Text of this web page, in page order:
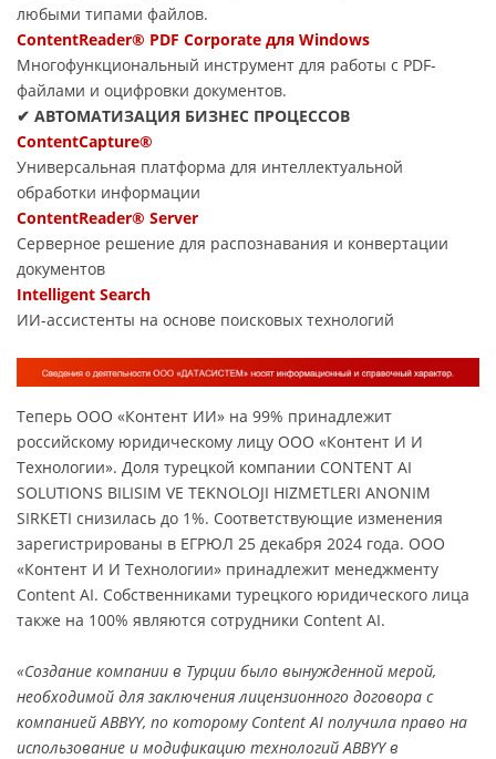
любыми типами файлов.
ContentReader® PDF Corporate для Windows
Многофункциональный инструмент для работы с PDF-
файлами и оцифровки документов.
✔ АВТОМАТИЗАЦИЯ БИЗНЕС ПРОЦЕССОВ
ContentCapture®
Универсальная платформа для интеллектуальной
обработки информации
ContentReader® Server
Серверное решение для распознавания и конвертации
документов
Intelligent Search
ИИ-ассистенты на основе поисковых технологий
Теперь ООО «Контент ИИ» на 99% принадлежит
российскому юридическому лицу ООО «Контент И И
Технологии». Доля турецкой компании CONTENT AI
SOLUTIONS BILISIM VE TEKNOLOJI HIZMETLERI ANONIM
SIRKETI снизилась до 1%. Соответствующие изменения
зарегистрированы в ЕГРЮЛ 25 декабря 2024 года. ООО
«Контент И И Технологии» принадлежит менеджменту
Content AI. Собственниками турецкого юридического лица
также на 100% являются сотрудники Content AI.
«Создание компании в Турции было вынужденной мерой,
необходимой для заключения лицензионного договора с
компанией ABBYY, по которому Content AI получила право на
использование и модификацию технологий ABBYY в